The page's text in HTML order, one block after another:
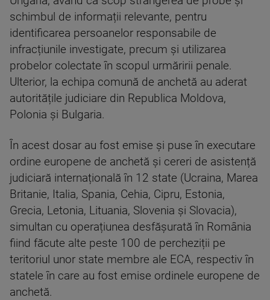
schimbul de informații relevante, pentru
identificarea persoanelor responsabile de
infracțiunile investigate, precum și utilizarea
probelor colectate în scopul urmăririi penale.
Ulterior, la echipa comună de anchetă au aderat
autoritățile judiciare din Republica Moldova,
Polonia și Bulgaria.
În acest dosar au fost emise și puse în executare
ordine europene de anchetă și cereri de asistență
judiciară internațională în 12 state (Ucraina, Marea
Britanie, Italia, Spania, Cehia, Cipru, Estonia,
Grecia, Letonia, Lituania, Slovenia și Slovacia),
simultan cu operațiunea desfășurată în România
fiind făcute alte peste 100 de percheziții pe
teritoriul unor state membre ale ECA, respectiv în
statele în care au fost emise ordinele europene de
anchetă.